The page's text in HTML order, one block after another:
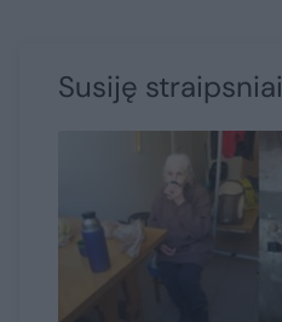
Susiję straipsniai